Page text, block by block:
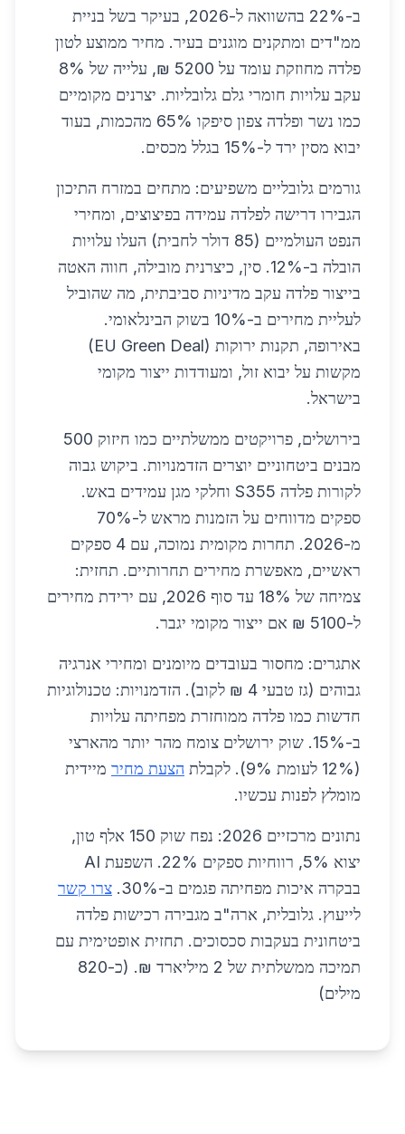
ב-22% בהשוואה ל-2026, בעיקר בשל בניית
ממ"דים ומתקנים מוגנים בעיר. מחיר ממוצע לטון
פלדה מחוזקת עומד על 5200 ₪, עלייה של 8%
עקב עלויות חומרי גלם גלובליות. יצרנים מקומיים
כמו נשר ופלדה צפון סיפקו 65% מהכמות, בעוד
יבוא מסין ירד ל-15% בגלל מכסים.
גורמים גלובליים משפיעים: מתחים במזרח התיכון
הגבירו דרישה לפלדה עמידה בפיצוצים, ומחירי
הנפט העולמיים (85 דולר לחבית) העלו עלויות
הובלה ב-12%. סין, כיצרנית מובילה, חווה האטה
בייצור פלדה עקב מדיניות סביבתית, מה שהוביל
לעליית מחירים ב-10% בשוק הבינלאומי.
באירופה, תקנות ירוקות (EU Green Deal)
מקשות על יבוא זול, ומעודדות ייצור מקומי
בישראל.
בירושלים, פרויקטים ממשלתיים כמו חיזוק 500
מבנים ביטחוניים יוצרים הזדמנויות. ביקוש גבוה
לקורות פלדה S355 וחלקי מגן עמידים באש.
ספקים מדווחים על הזמנות מראש ל-70%
מ-2026. תחרות מקומית נמוכה, עם 4 ספקים
ראשיים, מאפשרת מחירים תחרותיים. תחזית:
צמיחה של 18% עד סוף 2026, עם ירידת מחירים
ל-5100 ₪ אם ייצור מקומי יגבר.
אתגרים: מחסור בעובדים מיומנים ומחירי אנרגיה
גבוהים (גז טבעי 4 ₪ לקוב). הזדמנויות: טכנולוגיות
חדשות כמו פלדה ממוחזרת מפחיתה עלויות
ב-15%. שוק ירושלים צומח מהר יותר מהארצי
(12% לעומת 9%). לקבלת
הצעת מחיר מיידית
מומלץ לפנות עכשיו.
נתונים מרכזיים 2026: נפח שוק 150 אלף טון,
יצוא 5%, רווחיות ספקים 22%. השפעת AI
בבקרה איכות מפחיתה פגמים ב-30%.
צרו קשר
לייעוץ. גלובלית, ארה"ב מגבירה רכישות פלדה
ביטחונית בעקבות סכסוכים. תחזית אופטימית עם
תמיכה ממשלתית של 2 מיליארד ₪. (כ-820
מילים)